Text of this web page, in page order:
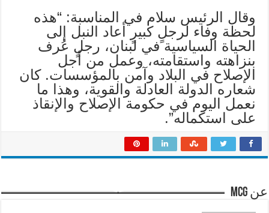
وقال الرئيس سلام في المناسبة: “هذه
لحظة وفاء لرجلٍ كبيرٍ أعاد النبل إلى
الحياة السياسية في لبنان، رجلٍ عُرف
بنزاهته واستقامته، وعمل من أجل
الإصلاح في البلاد وآمن بالمؤسسات. كان
شعاره الدولة العادلة والقوية، وهذا ما
نعمل اليوم في حكومة الإصلاح والإنقاذ
على استكماله”.
عن mcg